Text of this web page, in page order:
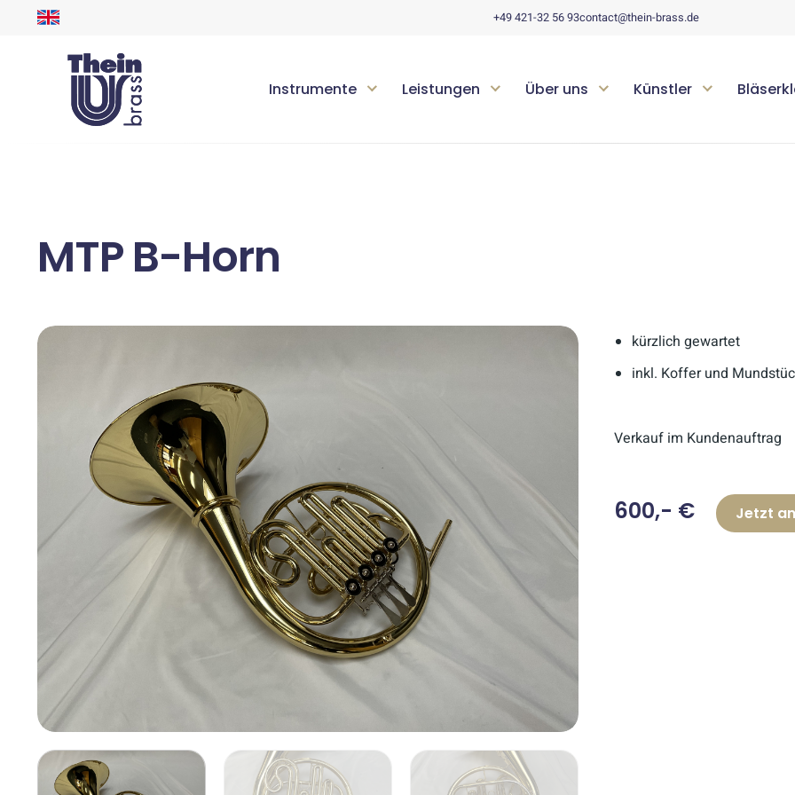
+49 421-32 56 93contact@thein-brass.de
Instrumente Leistungen Über uns Künstler
MTP B-Horn
kürzlich gewartet
inkl. Koffer und
Verkauf im Kundenauftrag
600,- € Jetzt